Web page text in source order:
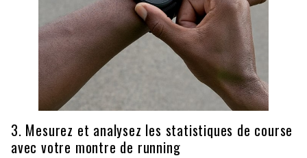
3. Mesurez et analysez les statistiques de course
avec votre montre de running